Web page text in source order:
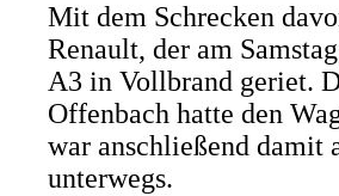
Mit dem Schrecken
Renault, der am
A3 in Vollbrand geriet.
Offenbach hatte den
war anschließend damit
unterwegs.